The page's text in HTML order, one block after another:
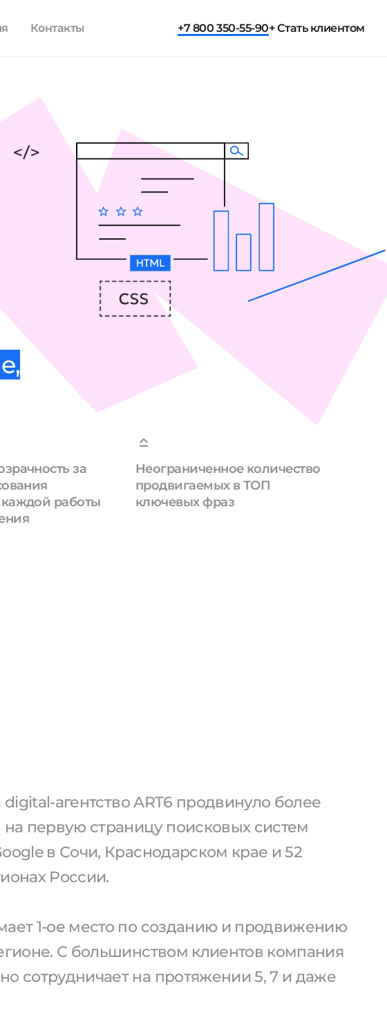
Контакты +7 800 350-55-90+ Стать клиентом
за
работы
Неограниченное количество
продвигаемых в ТОП
ключевых фраз
digital-агентство ART6 продвинуло более
на первую страницу поисковых систем
в Сочи, Краснодарском крае и 52
России.
1-ое место по созданию и продвижению
С большинством клиентов компания
сотрудничает на протяжении 5, 7 и даже